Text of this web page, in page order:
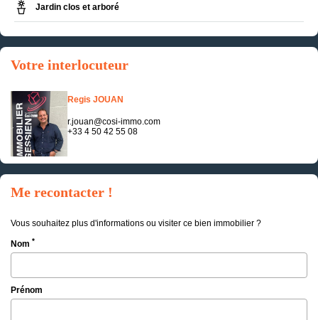
Jardin clos et arboré
Votre interlocuteur
Regis JOUAN
r.jouan@cosi-immo.com
+33 4 50 42 55 08
Me recontacter !
Vous souhaitez plus d'informations ou visiter ce bien immobilier ?
Nom *
Prénom